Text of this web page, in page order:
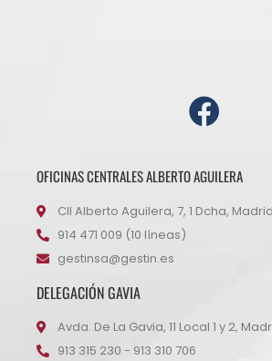
OFICINAS CENTRALES ALBERTO AGUILERA
Cll Alberto Aguilera, 7, 1 Dcha,
914 471 009 (10 líneas)
gestinsa@gestin.es
DELEGACIÓN GAVIA
Avda. De La Gavia, 11 Local 1 y 2,
913 315 230 - 913 310 706